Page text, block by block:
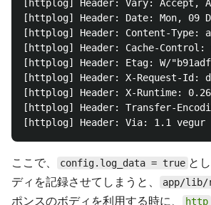
[httplog] Header: Vary: Accept,
[httplog] Header: Date: Mon, 09
[httplog] Header: Content-
[httplog] Header: Cache-Control:
[httplog] Header: Etag: W/
[httplog] Header: X-Request-Id:
[httplog] Header: X-Runtime:
[httplog] Header: Transfer-
ここで、 config.log_data = true と
ディを記録させてしまうと、
app/lib/
ポンスのボディを利用する時に、
http